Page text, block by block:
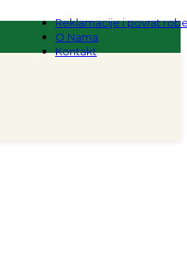
Reklamacije i povrat
O Nama
Kontakt